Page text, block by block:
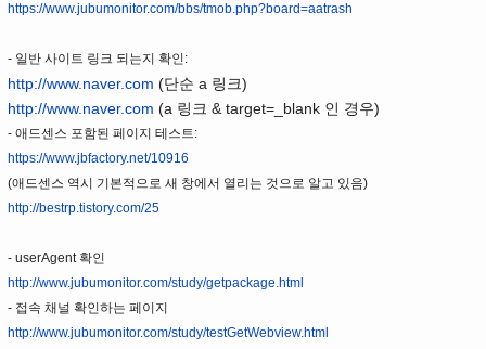
https://www.jubumonitor.com/bbs/tmob.php?board=aatrash
- 일반 사이트 링크 되는지 확인:
http://www.naver.com (단순 a 링크)
http://www.naver.com (a 링크 & target=_blank 인 경우)
- 애드센스 포함된 페이지 테스트:
https://www.jbfactory.net/10916
(애드센스 역시 기본적으로 새 창에서 열리는 것으로 알고 있음)
http://bestrp.tistory.com/25
- userAgent 확인
http://www.jubumonitor.com/study/getpackage.html
- 접속 채널 확인하는 페이지
http://www.jubumonitor.com/study/testGetWebview.html